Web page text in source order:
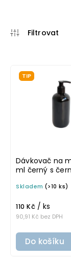
TIP
Dávkovač na
ml černý s
Skladem (>10 ks)
90,91 Kč bez DPH
110 Kč / ks
Do košíku